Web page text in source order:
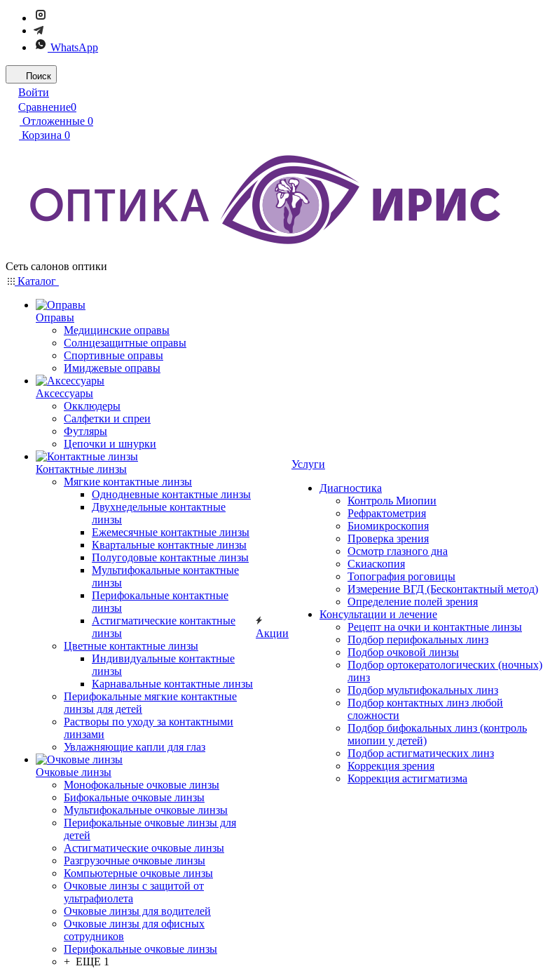
WhatsApp
Поиск
Войти
Сравнение0
Отложенные 0
Корзина 0
Сеть салонов оптики
Каталог
Оправы
Медицинские оправы
Солнцезащитные оправы
Спортивные оправы
Имиджевые оправы
Аксессуары
Окклюдеры
Салфетки и спреи
Футляры
Цепочки и шнурки
Контактные линзы
Мягкие контактные линзы
Однодневные контактные линзы
Двухнедельные контактные
линзы
Ежемесячные контактные линзы
Квартальные контактные линзы
Полугодовые контактные линзы
Мультифокальные контактные
линзы
Перифокальные контактные
линзы
Астигматические контактные
линзы
Цветные контактные линзы
Индивидуальные контактные
линзы
Карнавальные контактные линзы
Перифокальные мягкие контактные
линзы для детей
Растворы по уходу за контактными
линзами
Увлажняющие капли для глаз
Очковые линзы
Монофокальные очковые линзы
Бифокальные очковые линзы
Мультифокальные очковые линзы
Перифокальные очковые линзы для
детей
Астигматические очковые линзы
Разгрузочные очковые линзы
Компьютерные очковые линзы
Очковые линзы с защитой от
ультрафиолета
Очковые линзы для водителей
Очковые линзы для офисных
сотрудников
Перифокальные очковые линзы
+ ЕЩЕ 1
Акции
Услуги
Диагностика
Контроль Миопии
Рефрактометрия
Биомикроскопия
Проверка зрения
Осмотр глазного дна
Скиаскопия
Топография роговицы
Измерение ВГД (Бесконтактный метод)
Определение полей зрения
Консультации и лечение
Рецепт на очки и контактные линзы
Подбор перифокальных линз
Подбор очковой линзы
Подбор ортокератологических (ночных)
линз
Подбор мультифокальных линз
Подбор контактных линз любой
сложности
Подбор бифокальных линз (контроль
миопии у детей)
Подбор астигматических линз
Коррекция зрения
Коррекция астигматизма